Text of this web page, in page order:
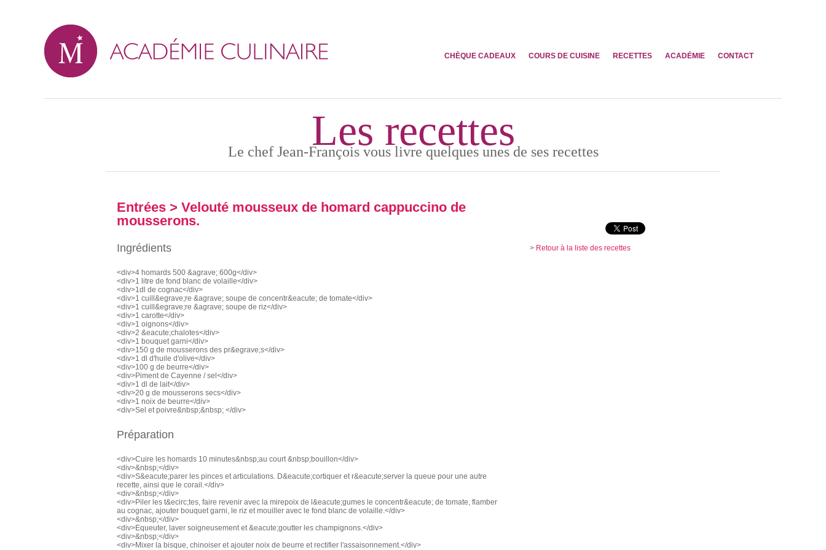
CHÈQUE CADEAUX COURS DE CUISINE RECETTES ACADÉMIE CONTACT
Les recettes
Le chef Jean-François vous livre quelques unes de ses recettes
Entrées> Velouté mousseux de homard cappuccino de
mousserons.
Ingrédients
<div>4 homards 500 &agrave; 600g</div>
<div>1 litre de fond blanc de volaille</div>
<div>1dl de cognac</div>
<div>1 cuill&egrave;re &agrave; soupe de concentr&eacute; de tomate</div>
<div>1 cuill&egrave;re &agrave; soupe de riz</div>
<div>1 carotte</div>
<div>1 oignons</div>
<div>2 &eacute;chalotes</div>
<div>1 bouquet garni</div>
<div>150 g de mousserons des pr&egrave;s</div>
<div>1 dl d'huile d'olive</div>
<div>100 g de beurre</div>
<div>Piment de Cayenne / sel</div>
<div>1 dl de lait</div>
<div>20 g de mousserons secs</div>
<div>1 noix de beurre</div>
<div>Sel et poivre&nbsp;&nbsp; </div>
Préparation
<div>Cuire les homards 10 minutes&nbsp;au court &nbsp;bouillon</div>
<div>&nbsp;</div>
<div>S&eacute;parer les pinces et articulations. D&eacute;cortiquer et r&eacute;server la queue pour une autre
recette, ainsi que le corail.</div>
<div>&nbsp;</div>
<div>Piler les t&ecirc;tes, faire revenir avec la mirepoix de l&eacute;gumes le concentr&eacute; de tomate, flamber
au cognac, ajouter bouquet garni, le riz et mouiller avec le fond blanc de volaille.</div>
<div>&nbsp;</div>
<div>Equeuter, laver soigneusement et &eacute;goutter les champignons.</div>
<div>&nbsp;</div>
<div>Mixer la bisque, chinoiser et ajouter noix de beurre et rectifier l'assaisonnement.</div>
> Retour à la liste des recettes